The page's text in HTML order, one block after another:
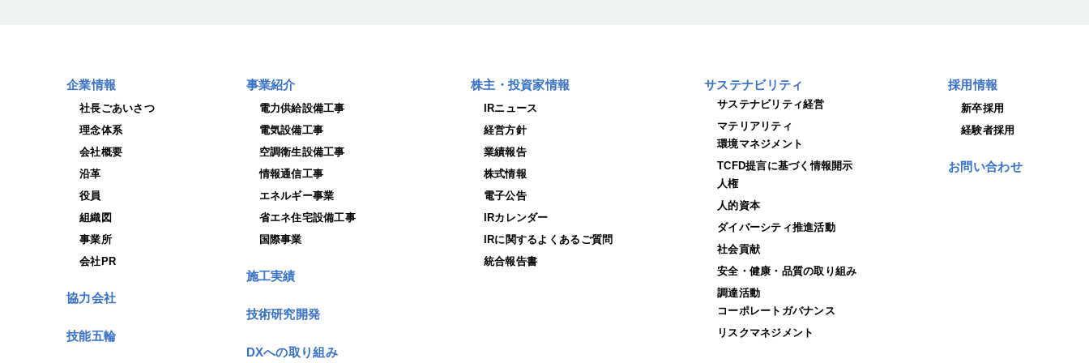
企業情報
社長ごあいさつ
理念体系
会社概要
沿革
役員
組織図
事業所
会社PR
協力会社
技能五輪
事業紹介
電力供給設備工事
電気設備工事
空調衛生設備工事
情報通信工事
エネルギー事業
省エネ住宅設備工事
国際事業
施工実績
技術研究開発
DXへの取り組み
株主・投資家情報
IRニュース
経営方針
業績報告
株式情報
電子公告
IRカレンダー
IRに関するよくあるご質問
統合報告書
サステナビリティ
サステナビリティ経営
マテリアリティ
環境マネジメント
TCFD提言に基づく情報開示
人権
人的資本
ダイバーシティ推進活動
社会貢献
安全・健康・品質の取り組み
調達活動
コーポレートガバナンス
リスクマネジメント
採用情報
新卒採用
経験者採用
お問い合わせ